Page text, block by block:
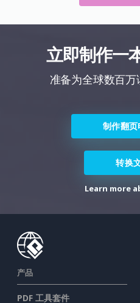
立即制作一
准备为全球数百万
制作翻
转换
Learn more
产品
PDF 工具套件